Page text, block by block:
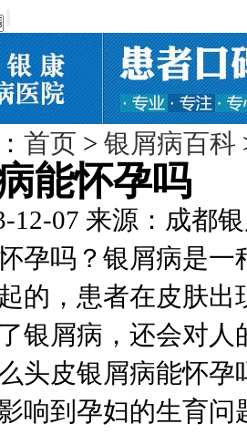
首页 > 银屑病百科
能怀孕吗
12-07 来源：成都
孕吗？银屑病是
的，患者在皮肤
银屑病，还会对
头皮银屑病能怀
响到孕妇的生育